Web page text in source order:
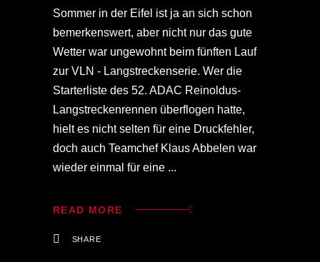
Sommer in der Eifel ist ja an sich schon
bemerkenswert, aber nicht nur das gute
Wetter war ungewohnt beim fünften Lauf
zur VLN - Langstreckenserie. Wer die
Starterliste des 52. ADAC Reinoldus-
Langstreckenrennen überflogen hatte,
hielt es nicht selten für eine Druckfehler,
doch auch Teamchef Klaus Abbelen war
wieder einmal für eine
READ MORE
SHARE